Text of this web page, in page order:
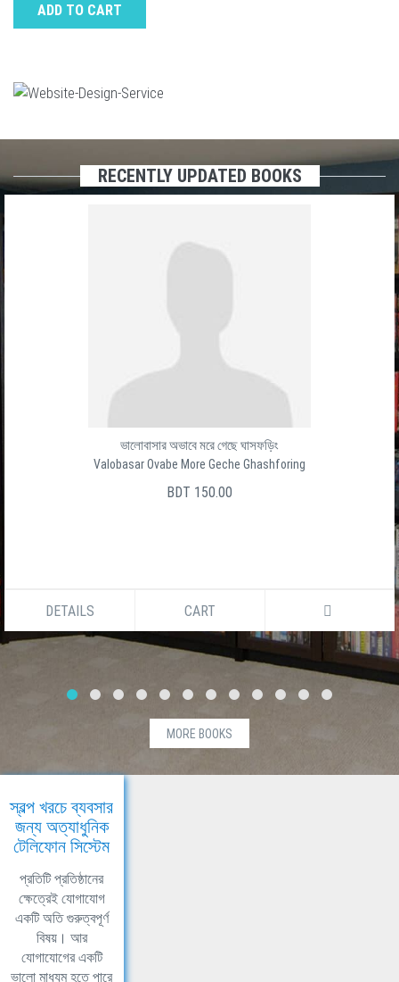
ADD TO CART
RECENTLY UPDATED BOOKS
ভালোবাসার অভাবে মরে গেছে ঘাসফড়িং
Valobasar Ovabe More Geche Ghashforing
BDT 150.00
DETAILS CART
MORE BOOKS
স্বল্প খরচে ব্যবসার
জন্য অত্যাধুনিক
টেলিফোন সিস্টেম
প্রতিটি প্রতিষ্ঠানের
ক্ষেত্রেই যোগাযোগ
একটি অতি গুরুত্বপূর্ণ
বিষয়। আর
যোগাযোগের একটি
ভালো মাধ্যম হতে পারে